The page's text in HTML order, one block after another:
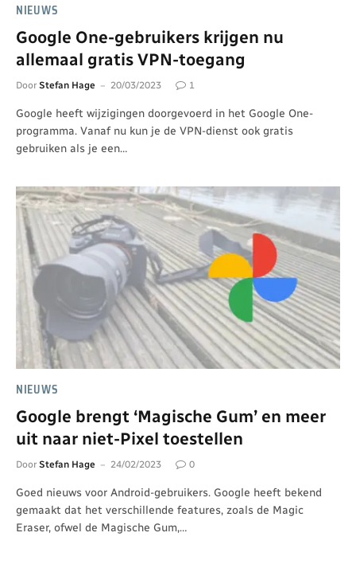
NIEUWS
Google One-gebruikers krijgen nu
allemaal gratis VPN-toegang
Door Stefan Hage 20/03/2023 1
Google heeft wijzigingen doorgevoerd in het Google One-
programma. Vanaf nu kun je de VPN-dienst ook gratis
gebruiken als je een…
NIEUWS
Google brengt ‘Magische Gum’ en meer
uit naar niet-Pixel toestellen
Door Stefan Hage 24/02/2023 0
Goed nieuws voor Android-gebruikers. Google heeft bekend
gemaakt dat het verschillende features, zoals de Magic
Eraser, ofwel de Magische Gum,…